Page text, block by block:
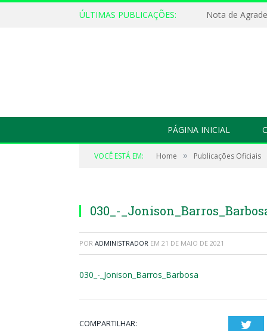
ÚLTIMAS PUBLICAÇÕES: Nota de
PÁGINA INICIAL
VOCÊ ESTÁ EM: Home » Publicações Oficiais
030_-
POR ADMINISTRADOR EM 21 DE MAIO DE 2021
030_-_Jonison_Barros_Barbosa
COMPARTILHAR: